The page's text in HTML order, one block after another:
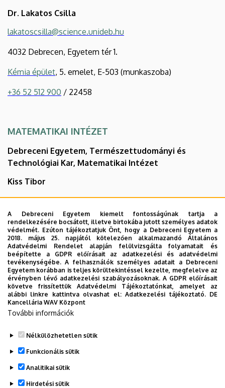
Dr. Lakatos Csilla
lakatoscsilla@science.unideb.hu
4032 Debrecen, Egyetem tér 1.
Kémia épület, 5. emelet, E-503 (munkaszoba)
+36 52 512 900 / 22458
MATEMATIKAI INTÉZET
Debreceni Egyetem, Természettudományi és
Technológiai Kar, Matematikai Intézet
Kiss Tibor
kiss.tibor@science.unideb.hu
4032 Debrecen Egyetem tér 1.
Matematikai és Földtudományi épület, 3. emelet, M328
(oktatói szoba)
+36 52 512 900/ 23328
Legutóbbi frissítés: 2026. 04. 01. 12:37
A Debreceni Egyetem kiemelt fontosságúnak tartja a
rendelkezésére bocsátott, illetve birtokába jutott személyes adatok
védelmét. Ezúton tájékoztatjuk Önt, hogy a Debreceni Egyetem a
2018. május 25. napjától kötelezően alkalmazandó Általános
Adatvédelmi Rendelet alapján felülvizsgálta folyamatait és
beépítette a GDPR előírásait az adatkezelési és adatvédelmi
tevékenységébe. A felhasználók személyes adatait a Debreceni
Egyetem korábban is teljes körültekintéssel kezelte, megfelelve az
érvényben lévő adatkezelési szabályozásoknak. A GDPR előírásait
követve frissítettük Adatvédelmi Tájékoztatónkat, amelyet az
alábbi linkre kattintva olvashat el:Adatkezelési tájékoztató. DE
Kancellária WAV Központ
További információk
Nélkülözhetetlen sütik
Funkcionális sütik
Analitikai sütik
Hirdetési sütik